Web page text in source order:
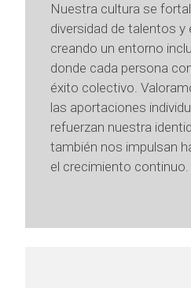
Nuestra cultura se
diversidad de talentos y
creando un entorno
donde cada persona
éxito colectivo.
las aportaciones
refuerzan nuestra
también nos impulsan
el crecimiento continuo.